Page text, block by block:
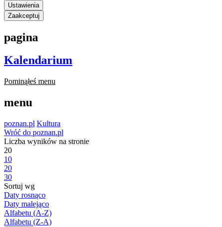
Ustawienia
Zaakceptuj
pagina
Kalendarium
Pominąłeś menu
menu
poznan.pl Kultura
Wróć do poznan.pl
Liczba wyników na stronie
20
10
20
30
Sortuj wg
Daty rosnąco
Daty malejąco
Alfabetu (A-Z)
Alfabetu (Z-A)